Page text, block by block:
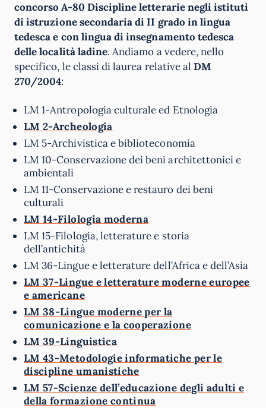
concorso A-80 Discipline letterarie negli istituti
di istruzione secondaria di II grado in lingua
tedesca e con lingua di insegnamento tedesca
delle località ladine. Andiamo a vedere, nello
specifico, le classi di laurea relative alDM
270/2004:
LM 1-Antropologia culturale ed Etnologia
LM 2-Archeologia
LM 5-Archivistica e biblioteconomia
LM 10-Conservazione dei beni architettonici e
ambientali
LM 11-Conservazione e restauro dei beni
culturali
LM 14-Filologia moderna
LM 15-Filologia, letterature e storia
dell’antichità
LM 36-Lingue e letterature dell’Africa e dell’Asia
LM 37-Lingue e letterature moderne europee
e americane
LM 38-Lingue moderne per la
comunicazione e la cooperazione
LM 39-Linguistica
LM 43-Metodologie informatiche per le
discipline umanistiche
LM 57-Scienze dell’educazione degli adulti e
della formazione continua